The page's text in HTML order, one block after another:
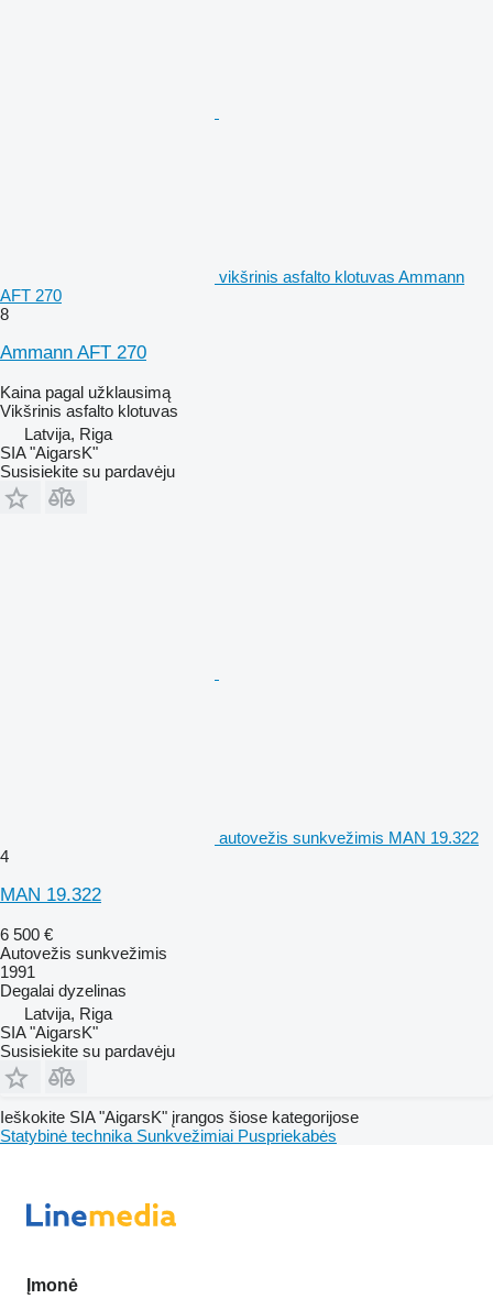
vikšrinis asfalto klotuvas Ammann
AFT 270
8
Ammann AFT 270
Kaina pagal užklausimą
Vikšrinis asfalto klotuvas
Latvija, Riga
SIA "AigarsK"
Susisiekite su pardavėju
autovežis sunkvežimis MAN 19.322
4
MAN 19.322
6 500 €
Autovežis sunkvežimis
1991
Degalai dyzelinas
Latvija, Riga
SIA "AigarsK"
Susisiekite su pardavėju
Ieškokite SIA "AigarsK" įrangos šiose kategorijose
Statybinė technika Sunkvežimiai Puspriekabės
Įmonė